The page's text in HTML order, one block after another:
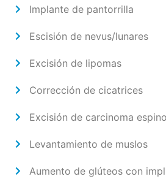
Implante de pantorrilla
Escisión de nevus/lunares
Excisión de lipomas
Corrección de cicatrices
Excisión de carcinoma
Levantamiento de muslos
Aumento de glúteos con